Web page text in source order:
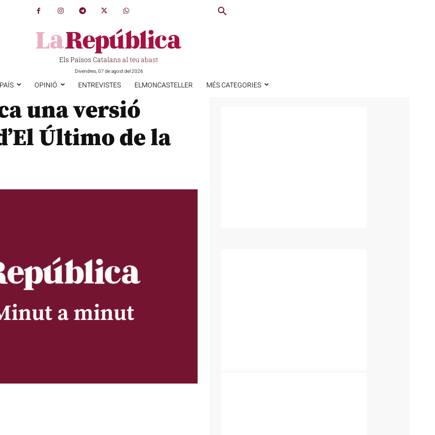
Els Països Catalans al teu abast
Divendres, 07 de agost del 2026
OPINIÓ ENTREVISTES ELMONCASTELLER MÉS CATEGORIES
una versió
Último de la